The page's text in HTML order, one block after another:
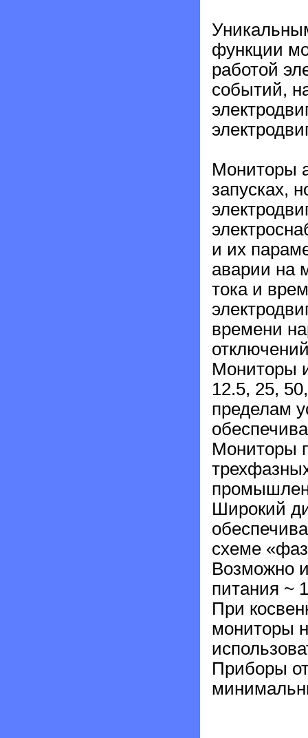
функции
работой
событий,
Мониторы
запусках,
и их
аварии на
тока и
времени
Мониторы
12.5, 25,
пределам
Мониторы
Широкий
схеме
Возможно
питания ~
При
мониторы
Приборы